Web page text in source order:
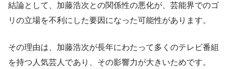
結論として、加藤浩次との関係性の悪化が、芸能界でのゴ
リの立場を不利にした要因になった可能性があります。
その理由は、加藤浩次が長年にわたって多くのテレビ番組
を持つ人気芸人であり、その影響力が大きいためです。